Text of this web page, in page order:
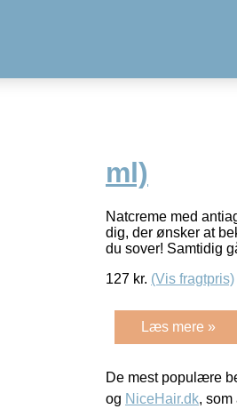
ml)
Natcreme med
dig, der ønsker at
du sover! Samtidig
127 kr. (Vis fragtpris)
Læs mere »
De mest populære
og NiceHair.dk, som